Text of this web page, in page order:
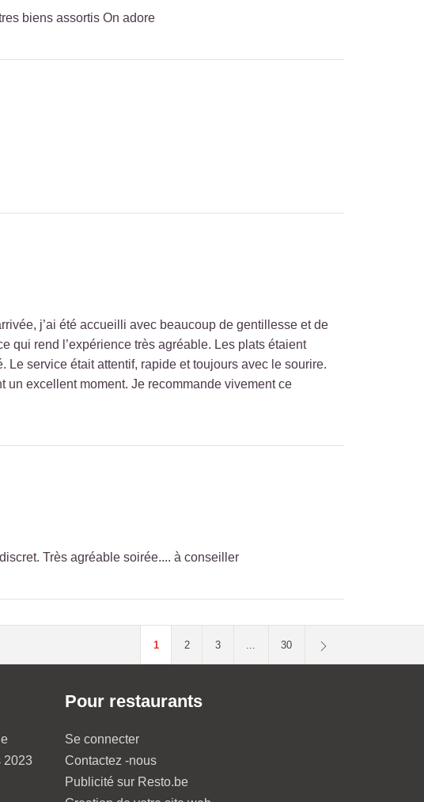
biens assortis On adore
j’ai été accueilli avec beaucoup de gentillesse et de
qui rend l’expérience très agréable. Les plats étaient
service était attentif, rapide et toujours avec le sourire.
excellent moment. Je recommande vivement ce
Très agréable soirée.... à conseiller
1 2 3 ... 30
2023
Pour restaurants
Se connecter
Contactez -nous
Publicité sur Resto.be